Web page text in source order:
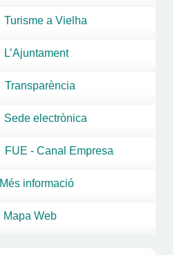
Turisme a Vielha
L’Ajuntament
Transparència
Sede electrònica
FUE - Canal Empresa
Més informació
Mapa Web